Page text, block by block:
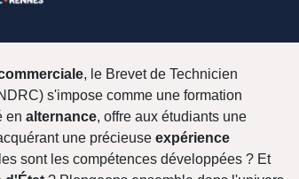
, le Brevet de Technicien
s'impose comme une formation
en alternance, offre aux étudiants une
une précieuse expérience
sont les compétences développées ? Et